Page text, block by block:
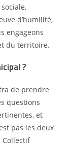
d’humilité,
engageons
du territoire.
?
de prendre
questions
et
pas les deux
Collectif